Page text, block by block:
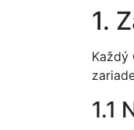
1.
Každý
1.1